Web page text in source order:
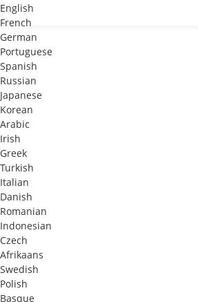
English
French
German
Portuguese
Spanish
Russian
Japanese
Korean
Arabic
Irish
Greek
Turkish
Italian
Danish
Romanian
Indonesian
Czech
Afrikaans
Swedish
Polish
Basque